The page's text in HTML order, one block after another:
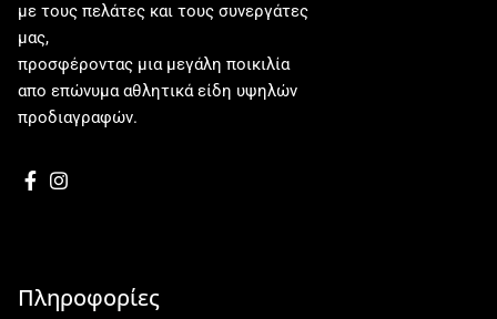
με τους πελάτες και τους συνεργάτες
μας,
προσφέροντας μια μεγάλη ποικιλία
απο επώνυμα αθλητικά είδη υψηλών
προδιαγραφών.
Πληροφορίες